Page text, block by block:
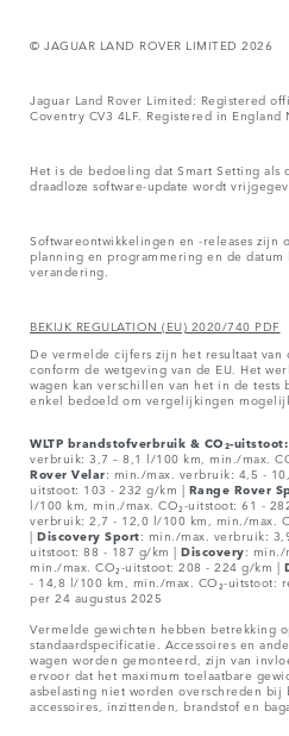
© JAGUAR LAND ROVER LIMITED 2026
Jaguar Land Rover Limited: Registered
Coventry CV3 4LF. Registered in England
Het is de bedoeling dat Smart Setting als
draadloze software-update wordt
Softwareontwikkelingen en -releases zijn
planning en programmering en de datum
verandering.
BEKIJK REGULATION (EU) 2020/740 PDF
De vermelde cijfers zijn het resultaat
conform de wetgeving van de EU. Het
wagen kan verschillen van het in de
enkel bedoeld om vergelijkingen
WLTP brandstofverbruik & CO₂-
verbruik: 3,7 – 8,1 l/100 km, min./max.
Rover Velar: min./max. verbruik: 4,5 -
uitstoot: 103 - 232 g/km | Range Rover
l/100 km, min./max. CO₂-uitstoot: 61 -
verbruik: 2,7 - 12,0 l/100 km, min./max.
| Discovery Sport: min./max. verbruik:
uitstoot: 88 - 187 g/km | Discovery: min./
min./max. CO₂-uitstoot: 208 - 224 g/km |
- 14,8 l/100 km, min./max. CO₂-uitstoot:
per 24 augustus 2025
Vermelde gewichten hebben betrekking
standaardspecificatie. Accessoires en
wagen worden gemonteerd, zijn van
ervoor dat het maximum toelaatbare
asbelasting niet worden overschreden bij
accessoires, inzittenden, brandstof en